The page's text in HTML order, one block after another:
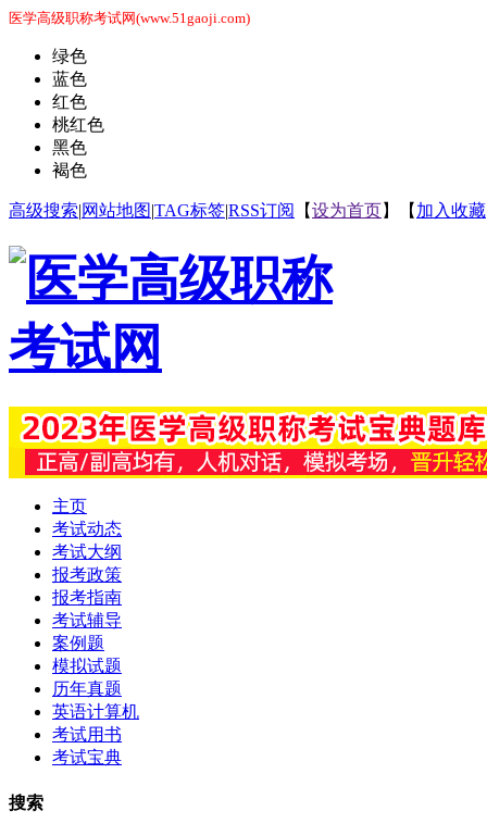
医学高级职称考试网(www.51gaoji.com)
绿色
蓝色
红色
桃红色
黑色
褐色
高级搜索|网站地图|TAG标签|RSS订阅 【设为首页】【 加入收藏
主页
考试动态
考试大纲
报考政策
报考指南
考试辅导
案例题
模拟试题
历年真题
英语计算机
考试用书
考试宝典
搜索